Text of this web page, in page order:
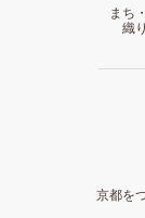
まち
織
京都を